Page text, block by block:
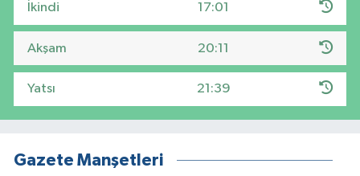
İkindi 17:01
Akşam 20:11
Yatsı 21:39
Gazete Manşetleri